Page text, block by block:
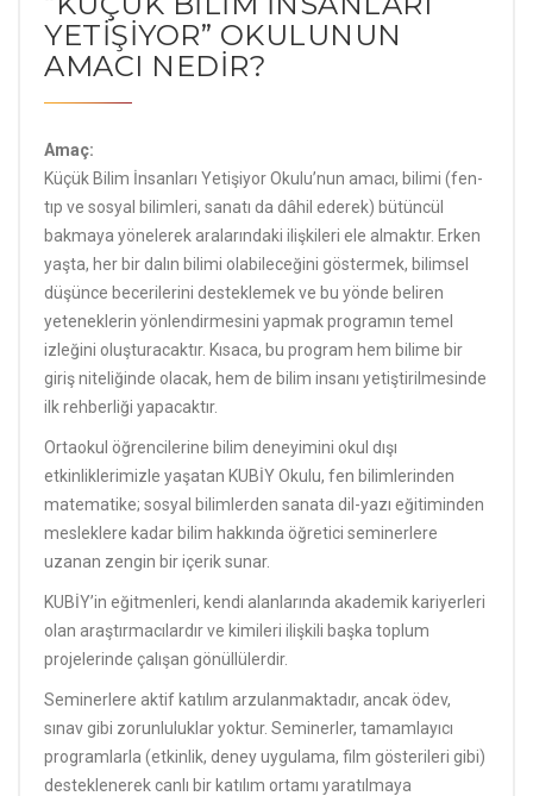
YETİŞİYOR” OKULUNUN
AMACI NEDİR?
Amaç:
Küçük Bilim İnsanları Yetişiyor Okulu’nun amacı, bilimi (fen-
tıp ve sosyal bilimleri, sanatı da dâhil ederek) bütüncül
bakmaya yönelerek aralarındaki ilişkileri ele almaktır. Erken
yaşta, her bir dalın bilimi olabileceğini göstermek, bilimsel
düşünce becerilerini desteklemek ve bu yönde beliren
yeteneklerin yönlendirmesini yapmak programın temel
izleğini oluşturacaktır. Kısaca, bu program hem bilime bir
giriş niteliğinde olacak, hem de bilim insanı yetiştirilmesinde
ilk rehberliği yapacaktır.
Ortaokul öğrencilerine bilim deneyimini okul dışı
etkinliklerimizle yaşatan KUBİY Okulu, fen bilimlerinden
matematike; sosyal bilimlerden sanata dil-yazı eğitiminden
mesleklere kadar bilim hakkında öğretici seminerlere
uzanan zengin bir içerik sunar.
KUBİY’in eğitmenleri, kendi alanlarında akademik kariyerleri
olan araştırmacılardır ve kimileri ilişkili başka toplum
projelerinde çalışan gönüllülerdir.
Seminerlere aktif katılım arzulanmaktadır, ancak ödev,
sınav gibi zorunluluklar yoktur. Seminerler, tamamlayıcı
programlarla (etkinlik, deney uygulama, film gösterileri gibi)
desteklenerek canlı bir katılım ortamı yaratılmaya